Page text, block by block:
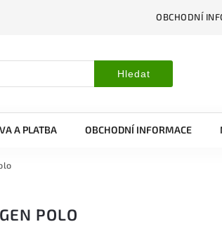
OBCHODNÍ
Hledat
A PLATBA OBCHODNÍ INFORMACE
POLO